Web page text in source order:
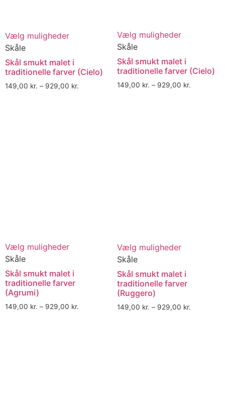
Vælg muligheder
Skåle
Skål smukt malet i
traditionelle farver (Cielo)
149,00 kr. – 929,00 kr.
Vælg muligheder
Skåle
Skål smukt malet i
traditionelle farver (Cielo)
149,00 kr. – 929,00 kr.
Vælg muligheder
Skåle
Skål smukt malet i
traditionelle farver
(Agrumi)
149,00 kr. – 929,00 kr.
Vælg muligheder
Skåle
Skål smukt malet i
traditionelle farver
(Ruggero)
149,00 kr. – 929,00 kr.